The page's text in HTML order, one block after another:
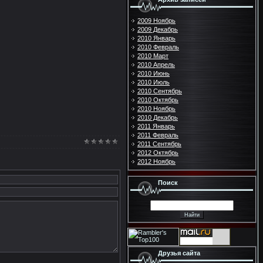
2009 Ноябрь
2009 Декабрь
2010 Январь
2010 Февраль
2010 Март
2010 Апрель
2010 Июнь
2010 Июль
2010 Сентябрь
2010 Октябрь
2010 Ноябрь
2010 Декабрь
2011 Январь
2011 Февраль
2011 Сентябрь
2012 Октябрь
2012 Ноябрь
Поиск
Друзья сайта